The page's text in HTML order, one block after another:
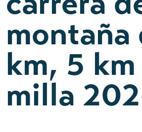
montaña
km, 5 km
milla